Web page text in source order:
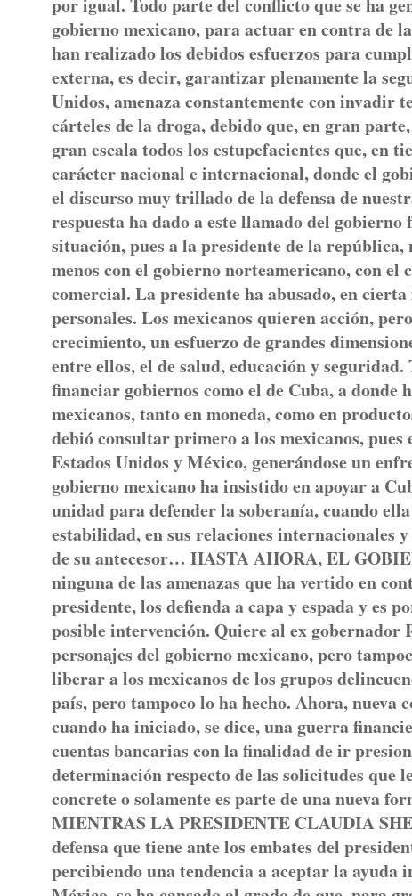
por igual. Todo parte del conflicto que se ha
gobierno mexicano, para actuar en contra de
han realizado los debidos esfuerzos para
externa, es decir, garantizar plenamente la
Unidos, amenaza constantemente con
cárteles de la droga, debido que, en gran
gran escala todos los estupefacientes que, en
carácter nacional e internacional, donde el
el discurso muy trillado de la defensa de
respuesta ha dado a este llamado del
situación, pues a la presidente de la república,
menos con el gobierno norteamericano, con
comercial. La presidente ha abusado, en
personales. Los mexicanos quieren acción,
crecimiento, un esfuerzo de grandes
entre ellos, el de salud, educación y
financiar gobiernos como el de Cuba, a donde
mexicanos, tanto en moneda, como en
debió consultar primero a los mexicanos,
Estados Unidos y México, generándose un
gobierno mexicano ha insistido en apoyar a
unidad para defender la soberanía, cuando
estabilidad, en sus relaciones internacionales
de su antecesor… HASTA AHORA, EL
ninguna de las amenazas que ha vertido en
presidente, los defienda a capa y espada y es
posible intervención. Quiere al ex gobernador
personajes del gobierno mexicano, pero
liberar a los mexicanos de los grupos
país, pero tampoco lo ha hecho. Ahora, nueva
cuando ha iniciado, se dice, una guerra
cuentas bancarias con la finalidad de ir
determinación respecto de las solicitudes que
concrete o solamente es parte de una nueva
MIENTRAS LA PRESIDENTE CLAUDIA
defensa que tiene ante los embates del
percibiendo una tendencia a aceptar la ayuda